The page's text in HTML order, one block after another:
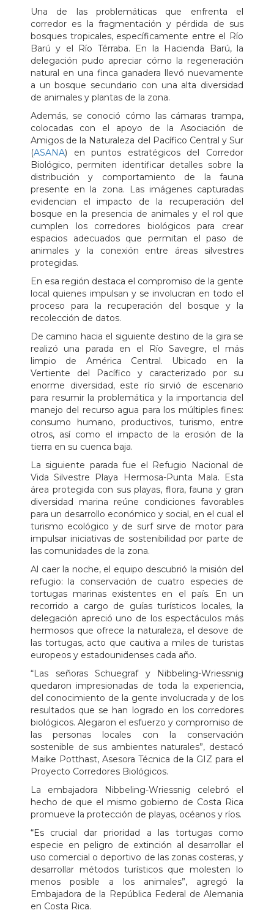
Una de las problemáticas que enfrenta el
corredor es la fragmentación y pérdida de sus
bosques tropicales, específicamente entre el Río
Barú y el Río Térraba. En la Hacienda Barú, la
delegación pudo apreciar cómo la regeneración
natural en una finca ganadera llevó nuevamente
a un bosque secundario con una alta diversidad
de animales y plantas de la zona.
Además, se conoció cómo las cámaras trampa,
colocadas con el apoyo de la Asociación de
Amigos de la Naturaleza del Pacífico Central y Sur
(ASANA) en puntos estratégicos del Corredor
Biológico, permiten identificar detalles sobre la
distribución y comportamiento de la fauna
presente en la zona. Las imágenes capturadas
evidencian el impacto de la recuperación del
bosque en la presencia de animales y el rol que
cumplen los corredores biológicos para crear
espacios adecuados que permitan el paso de
animales y la conexión entre áreas silvestres
protegidas.
En esa región destaca el compromiso de la gente
local quienes impulsan y se involucran en todo el
proceso para la recuperación del bosque y la
recolección de datos.
De camino hacia el siguiente destino de la gira se
realizó una parada en el Río Savegre, el más
limpio de América Central. Ubicado en la
Vertiente del Pacífico y caracterizado por su
enorme diversidad, este río sirvió de escenario
para resumir la problemática y la importancia del
manejo del recurso agua para los múltiples fines:
consumo humano, productivos, turismo, entre
otros, así como el impacto de la erosión de la
tierra en su cuenca baja.
La siguiente parada fue el Refugio Nacional de
Vida Silvestre Playa Hermosa-Punta Mala. Esta
área protegida con sus playas, flora, fauna y gran
diversidad marina reúne condiciones favorables
para un desarrollo económico y social, en el cual el
turismo ecológico y de surf sirve de motor para
impulsar iniciativas de sostenibilidad por parte de
las comunidades de la zona.
Al caer la noche, el equipo descubrió la misión del
refugio: la conservación de cuatro especies de
tortugas marinas existentes en el país. En un
recorrido a cargo de guías turísticos locales, la
delegación apreció uno de los espectáculos más
hermosos que ofrece la naturaleza, el desove de
las tortugas, acto que cautiva a miles de turistas
europeos y estadounidenses cada año.
“Las señoras Schuegraf y Nibbeling-Wriessnig
quedaron impresionadas de toda la experiencia,
del conocimiento de la gente involucrada y de los
resultados que se han logrado en los corredores
biológicos. Alegaron el esfuerzo y compromiso de
las personas locales con la conservación
sostenible de sus ambientes naturales”, destacó
Maike Potthast, Asesora Técnica de la GIZ para el
Proyecto Corredores Biológicos.
La embajadora Nibbeling-Wriessnig celebró el
hecho de que el mismo gobierno de Costa Rica
promueve la protección de playas, océanos y ríos.
“Es crucial dar prioridad a las tortugas como
especie en peligro de extinción al desarrollar el
uso comercial o deportivo de las zonas costeras, y
desarrollar métodos turísticos que molesten lo
menos posible a los animales”, agregó la
Embajadora de la República Federal de Alemania
en Costa Rica.